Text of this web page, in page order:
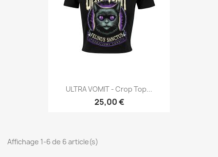
ULTRA VOMIT - Crop Top...
25,00 €
Affichage 1-6 de 6 article(s)